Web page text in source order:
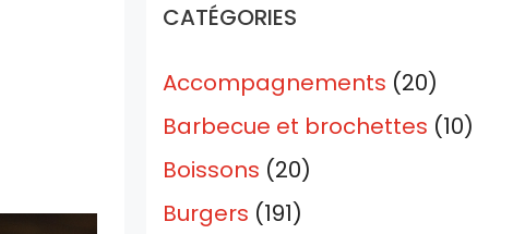
CATÉGORIES
Accompagnements (20)
Barbecue et brochettes (10)
Boissons (20)
Burgers (191)